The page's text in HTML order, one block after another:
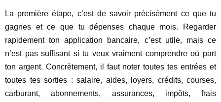
La première étape, c’est de savoir précisément ce que tu
gagnes et ce que tu dépenses chaque mois. Regarder
rapidement ton application bancaire, c’est utile, mais ce
n’est pas suffisant si tu veux vraiment comprendre où part
ton argent. Concrètement, il faut noter toutes tes entrées et
toutes tes sorties : salaire, aides, loyers, crédits, courses,
carburant, abonnements, assurances, impôts, frais